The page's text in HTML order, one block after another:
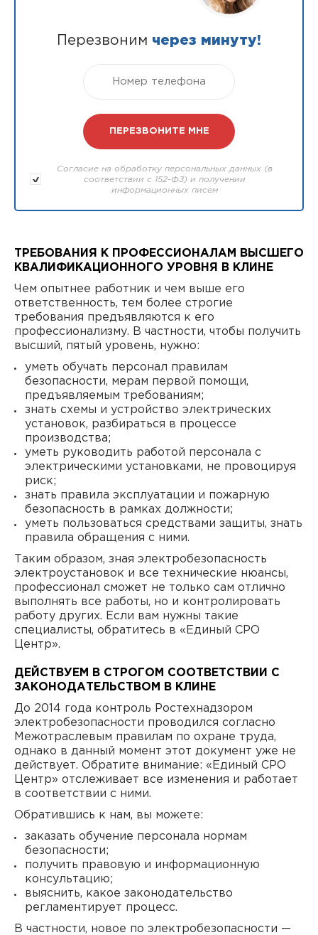
Перезвоним через минуту!
Согласие на обработку персональных данных (в
соответствии с 152-ФЗ) и получении
информационных писем
ТРЕБОВАНИЯ К ПРОФЕССИОНАЛАМ ВЫСШЕГО
КВАЛИФИКАЦИОННОГО УРОВНЯ В КЛИНЕ
Чем опытнее работник и чем выше его
ответственность, тем более строгие
требования предъявляются к его
профессионализму. В частности, чтобы получить
высший, пятый уровень, нужно:
уметь обучать персонал правилам
безопасности, мерам первой помощи,
предъявляемым требованиям;
знать схемы и устройство электрических
установок, разбираться в процессе
производства;
уметь руководить работой персонала с
электрическими установками, не провоцируя
риск;
знать правила эксплуатации и пожарную
безопасность в рамках должности;
уметь пользоваться средствами защиты, знать
правила обращения с ними.
Таким образом, зная электробезопасность
электроустановок и все технические нюансы,
профессионал сможет не только сам отлично
выполнять все работы, но и контролировать
работу других. Если вам нужны такие
специалисты, обратитесь в «Единый СРО
Центр».
ДЕЙСТВУЕМ В СТРОГОМ СООТВЕТСТВИИ С
ЗАКОНОДАТЕЛЬСТВОМ В КЛИНЕ
До 2014 года контроль Ростехнадзором
электробезопасности проводился согласно
Межотраслевым правилам по охране труда,
однако в данный момент этот документ уже не
действует. Обратите внимание: «Единый СРО
Центр» отслеживает все изменения и работает
в соответствии с ними.
Обратившись к нам, вы можете:
заказать обучение персонала нормам
безопасности;
получить правовую и информационную
консультацию;
выяснить, какое законодательство
регламентирует процесс.
В частности, новое по электробезопасности —